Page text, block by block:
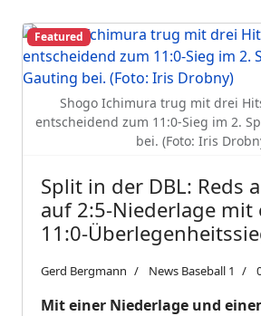
Shogo Ichimura trug mit drei
entscheidend zum 11:0-Sieg im 2.
bei. (Foto: Iris
Featured
Split in der DBL: Reds
auf 2:5-Niederlage mit
11:0-
Gerd Bergmann News Baseball 1
Mit einer Niederlage und